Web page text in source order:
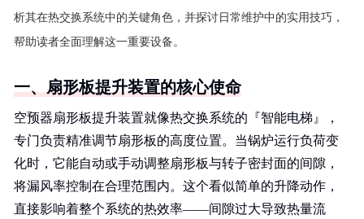
析其在热交换系统中的关键角色，并探讨日常维护中的实用技巧，
帮助读者全面理解这一重要设备。
一、扇形板提升装置的核心使命
空预器扇形板提升装置就像热交换系统的『智能电梯』，
专门负责精准调节扇形板的高度位置。当锅炉运行负荷变
化时，它能自动或手动调整扇形板与转子密封面的间隙，
将漏风率控制在合理范围内。这个看似简单的升降动作，
直接影响着整个系统的热效率——间隙过大导致热量流